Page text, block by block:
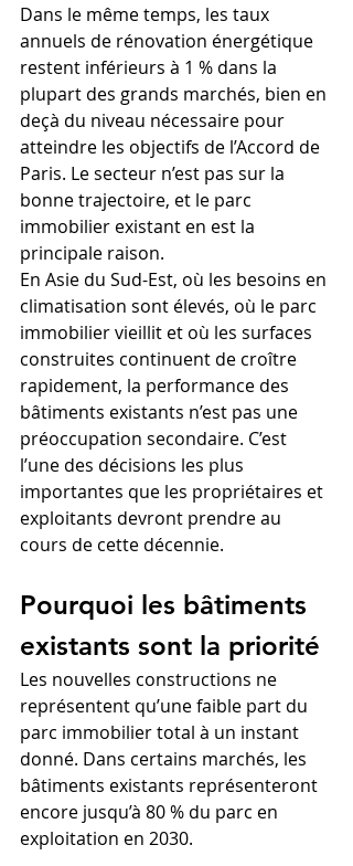
Dans le même temps, les taux
annuels de rénovation énergétique
restent inférieurs à 1 % dans la
plupart des grands marchés, bien en
deçà du niveau nécessaire pour
atteindre les objectifs de l’Accord de
Paris. Le secteur n’est pas sur la
bonne trajectoire, et le parc
immobilier existant en est la
principale raison.
En Asie du Sud-Est, où les besoins en
climatisation sont élevés, où le parc
immobilier vieillit et où les surfaces
construites continuent de croître
rapidement, la performance des
bâtiments existants n’est pas une
préoccupation secondaire. C’est
l’une des décisions les plus
importantes que les propriétaires et
exploitants devront prendre au
cours de cette décennie.
Pourquoi les bâtiments
existants sont la priorité
Les nouvelles constructions ne
représentent qu’une faible part du
parc immobilier total à un instant
donné. Dans certains marchés, les
bâtiments existants représenteront
encore jusqu’à 80 % du parc en
exploitation en 2030.